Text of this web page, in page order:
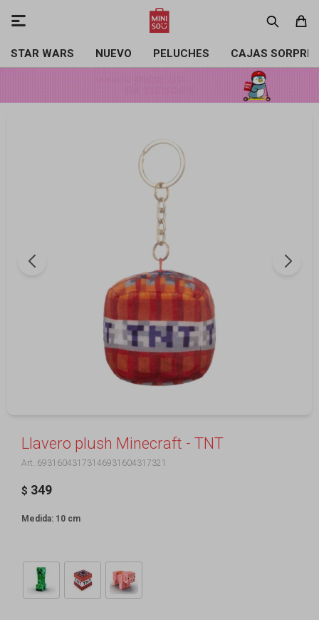
STAR WARS NUEVO PELUCHES CAJAS

Llavero plush Minecraft - TNT
69316043173146931604317321
$ 349
Medida: 10 cm